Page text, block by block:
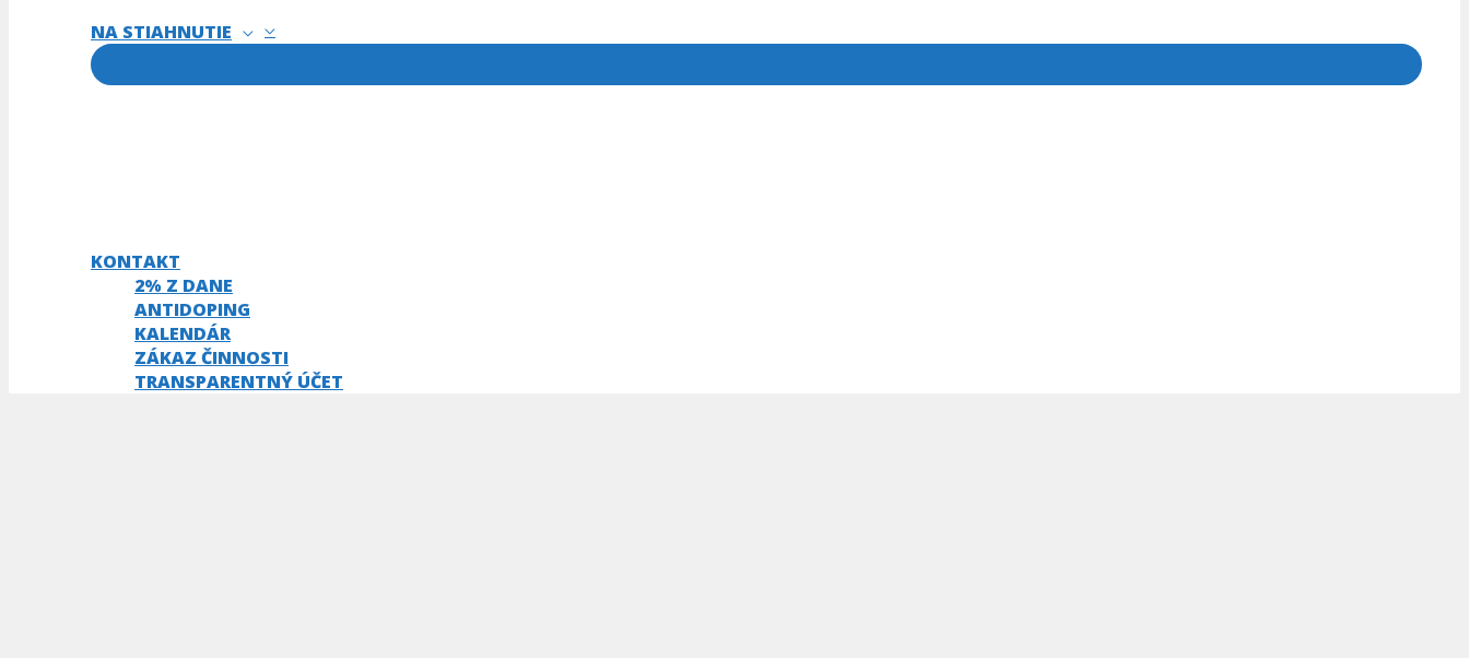
NA STIAHNUTIE
KONTAKT
2% Z DANE
ANTIDOPING
KALENDÁR
ZÁKAZ ČINNOSTI
TRANSPARENTNÝ ÚČET